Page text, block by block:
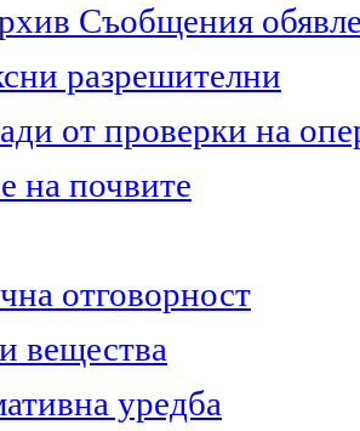
Съобщения
разрешителни
от проверки на
на почвите
отговорност
вещества
уредба